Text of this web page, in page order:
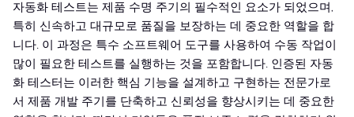
자동화 테스트는 제품 수명 주기의 필수적인 요소가 되었으며,
특히 신속하고 대규모로 품질을 보장하는 데 중요한 역할을 합
니다. 이 과정은 특수 소프트웨어 도구를 사용하여 수동 작업이
많이 필요한 테스트를 실행하는 것을 포함합니다. 인증된 자동
화 테스터는 이러한 핵심 기능을 설계하고 구현하는 전문가로
서 제품 개발 주기를 단축하고 신뢰성을 향상시키는 데 중요한